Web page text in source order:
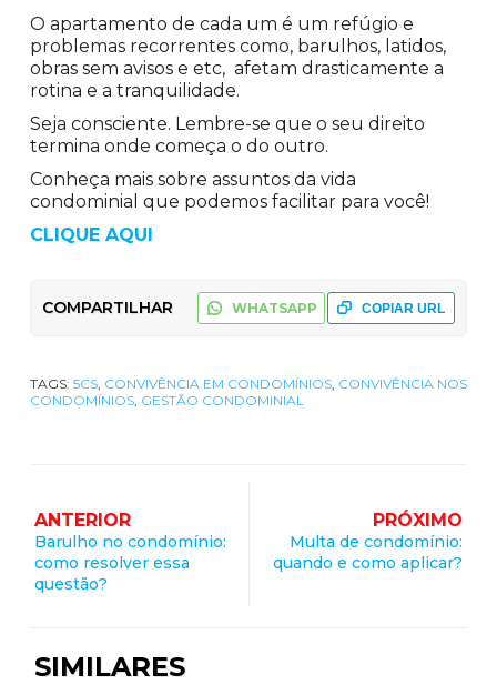
O apartamento de cada um é um refúgio e
problemas recorrentes como, barulhos, latidos,
obras sem avisos e etc, afetam drasticamente a
rotina e a tranquilidade.
Seja consciente. Lembre-se que o seu direito
termina onde começa o do outro.
Conheça mais sobre assuntos da vida
condominial que podemos facilitar para você!
CLIQUE AQUI
COMPARTILHAR COPIAR URL
WHATSAPP
TAGS: 5CS, CONVIVÊNCIA EM CONDOMÍNIOS, CONVIVÊNCIA NOS
CONDOMÍNIOS, GESTÃO CONDOMINIAL
ANTERIOR
Barulho no condomínio:
como resolver essa
questão?
PRÓXIMO
Multa de condomínio:
quando e como aplicar?
SIMILARES